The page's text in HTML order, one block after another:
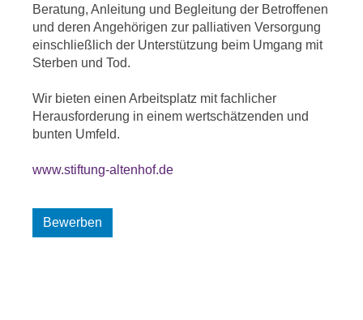
Beratung, Anleitung und Begleitung der Betroffenen
und deren Angehörigen zur palliativen Versorgung
einschließlich der Unterstützung beim Umgang mit
Sterben und Tod.
Wir bieten einen Arbeitsplatz mit fachlicher
Herausforderung in einem wertschätzenden und
bunten Umfeld.
www.stiftung-altenhof.de
Bewerben